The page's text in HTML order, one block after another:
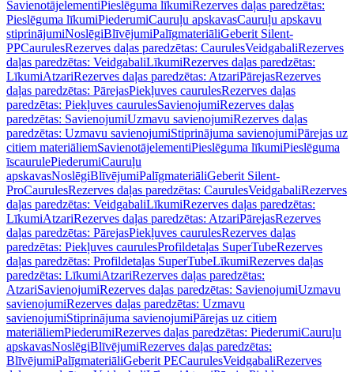
SavienotājelementiPieslēguma līkumiRezerves daļas paredzētas:
Pieslēguma līkumiPiederumiCauruļu apskavasCauruļu apskavu
stiprinājumiNoslēgiBlīvējumiPalīgmateriāliGeberit Silent-
PPCaurulesRezerves daļas paredzētas: CaurulesVeidgabaliRezerves
daļas paredzētas: VeidgabaliLīkumiRezerves daļas paredzētas:
LīkumiAtzariRezerves daļas paredzētas: AtzariPārejasRezerves
daļas paredzētas: PārejasPiekļuves caurulesRezerves daļas
paredzētas: Piekļuves caurulesSavienojumiRezerves daļas
paredzētas: SavienojumiUzmavu savienojumiRezerves daļas
paredzētas: Uzmavu savienojumiStiprinājuma savienojumiPārejas uz
citiem materiāliemSavienotājelementiPieslēguma līkumiPieslēguma
īscaurulePiederumiCauruļu
apskavasNoslēgiBlīvējumiPalīgmateriāliGeberit Silent-
ProCaurulesRezerves daļas paredzētas: CaurulesVeidgabaliRezerves
daļas paredzētas: VeidgabaliLīkumiRezerves daļas paredzētas:
LīkumiAtzariRezerves daļas paredzētas: AtzariPārejasRezerves
daļas paredzētas: PārejasPiekļuves caurulesRezerves daļas
paredzētas: Piekļuves caurulesProfildetaļas SuperTubeRezerves
daļas paredzētas: Profildetaļas SuperTubeLīkumiRezerves daļas
paredzētas: LīkumiAtzariRezerves daļas paredzētas:
AtzariSavienojumiRezerves daļas paredzētas: SavienojumiUzmavu
savienojumiRezerves daļas paredzētas: Uzmavu
savienojumiStiprinājuma savienojumiPārejas uz citiem
materiāliemPiederumiRezerves daļas paredzētas: PiederumiCauruļu
apskavasNoslēgiBlīvējumiRezerves daļas paredzētas:
BlīvējumiPalīgmateriāliGeberit PECaurulesVeidgabaliRezerves